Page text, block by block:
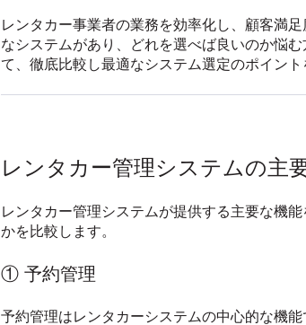
レンタカー事業者の業務を効率化し、顧客満
なシステムがあり、どれを選べば良いのか悩
て、徹底比較し最適なシステム選定のポイント
レンタカー管理システムの主
レンタカー管理システムが提供する主要な機
かを比較します。
① 予約管理
予約管理はレンタカーシステムの中心的な機